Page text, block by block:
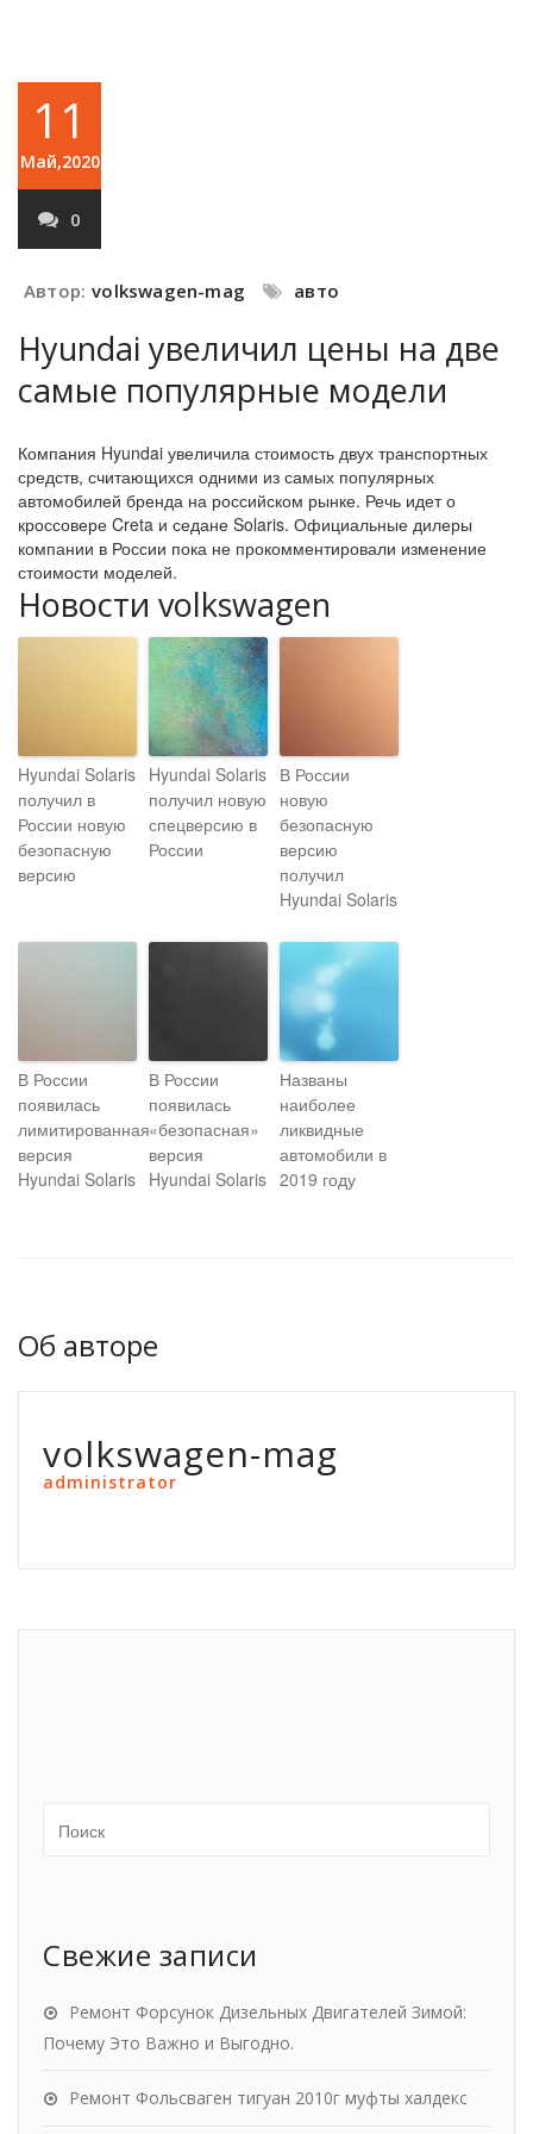
11
Май,2020
0
Автор: volkswagen-mag авто
Hyundai увеличил цены на две
самые популярные модели
Компания Hyundai увеличила стоимость двух транспортных
средств, считающихся одними из самых популярных
автомобилей бренда на российском рынке. Речь идет о
кроссовере Creta и седане Solaris. Официальные дилеры
компании в России пока не прокомментировали изменение
стоимости моделей.
Новости volkswagen
Hyundai Solaris
получил в
России новую
безопасную
версию
Hyundai Solaris
получил новую
спецверсию в
России
В России
новую
безопасную
версию
получил
Hyundai Solaris
В России
появилась
лимитированная
версия
Hyundai Solaris
В России
появилась
«безопасная»
версия
Hyundai Solaris
Названы
наиболее
ликвидные
автомобили в
2019 году
Об авторе
volkswagen-mag
administrator
Свежие записи
Ремонт Форсунок Дизельных Двигателей Зимой:
Почему Это Важно и Выгодно.
Ремонт Фольсваген тигуан 2010г муфты халдекс